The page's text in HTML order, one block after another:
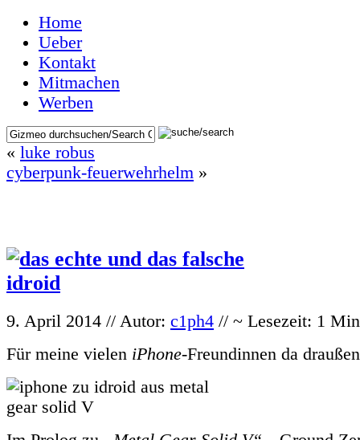
Home
Ueber
Kontakt
Mitmachen
Werben
« luke robus
cyberpunk-feuerwehrhelm »
9. April 2014 // Autor: c1ph4 // ~ Lesezeit: 1
Für meine vielen iPhone-Freundinnen da